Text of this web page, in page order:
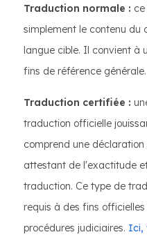
Traduction normale :
simplement le contenu
langue cible. Il convient à
fins de référence générale.
Traduction certifiée :
traduction officielle
comprend une
attestant de l'exactitude
traduction. Ce type de
requis à des fins
procédures judiciaires. Ici,